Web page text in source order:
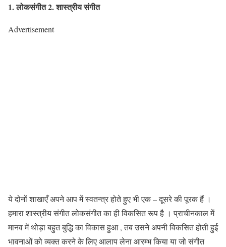
1. लोकसंगीत 2. शास्त्रीय संगीत
Advertisement
ये दोनों शाखाएँ अपने आप में स्वतन्त्र होते हुए भी एक – दूसरे की पूरक हैं ।
हमारा शास्त्रीय संगीत लोकसंगीत का ही विकसित रूप है । प्राचीनकाल में
मानव में थोड़ा बहुत बुद्धि का विकास हुआ , तब उसने अपनी विकसित होती हुई
भावनाओं को व्यक्त करने के लिए आलाप लेना आरम्भ किया या जो संगीत